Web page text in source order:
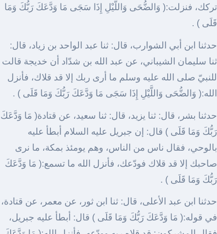
تركك، فنزلت:( وَالضُّحَى وَاللَّيْلِ إِذَا سَجَى مَا وَدَّعَكَ رَبُّكَ وَمَا
قَلَى ) .
حدثنا ابن أبي الشوارب، قال: ثنا عبد الواحد بن زياد، قال:
ثنا سليمان الشيباني، عن عبد الله بن شدّاد أن خديجة قالت
للنبيّ صلى الله عليه وسلم ما أرى ربك إلا قد قلاك، فأنزل
الله:( وَالضُّحَى وَاللَّيْلِ إِذَا سَجَى مَا وَدَّعَكَ رَبُّكَ وَمَا قَلَى ) .
حدثنا بشر، قال: ثنا يزيد، قال: ثنا سعيد، عن قتادة( مَا وَدَّعَكَ
رَبُّكَ وَمَا قَلَى ) قال: إن جبريل عليه السلام أبطأ عليه
بالوحي، فقال ناس من الناس، وهم يومئذ بمكة، ما نرى
صاحبك إلا قد قلاك فودّعك، فأنزل الله ما تسمع:( مَا وَدَّعَكَ
رَبُّكَ وَمَا قَلَى ) .
حدثنا ابن عبد الأعلى، قال: ثنا ابن ثور، عن معمر، عن قتادة،
في قوله:( مَا وَدَّعَكَ رَبُّكَ وَمَا قَلَى ) قال: أبطأ عليه جبريل،